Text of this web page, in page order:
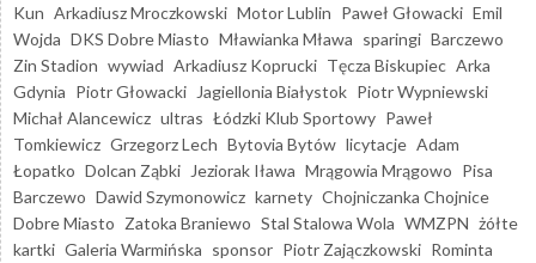
Kun Arkadiusz Mroczkowski Motor Lublin Paweł Głowacki Emil
Wojda DKS Dobre Miasto Mławianka Mława sparingi Barczewo
Zin Stadion wywiad Arkadiusz Koprucki Tęcza Biskupiec Arka
Gdynia Piotr Głowacki Jagiellonia Białystok Piotr Wypniewski
Michał Alancewicz ultras Łódzki Klub Sportowy Paweł
Tomkiewicz Grzegorz Lech Bytovia Bytów licytacje Adam
Łopatko Dolcan Ząbki Jeziorak Iława Mrągowia Mrągowo Pisa
Barczewo Dawid Szymonowicz karnety Chojniczanka Chojnice
Dobre Miasto Zatoka Braniewo Stal Stalowa Wola WMZPN żółte
kartki Galeria Warmińska sponsor Piotr Zajączkowski Rominta